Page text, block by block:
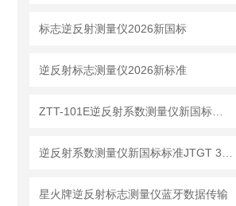
标志逆反射测量仪2026新国标
逆反射标志测量仪2026新标准
星火牌逆反射标志测量仪蓝牙数据传输